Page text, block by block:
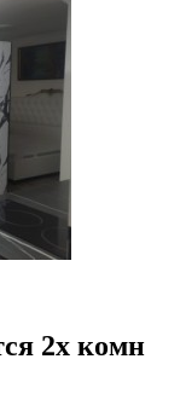
2х комн